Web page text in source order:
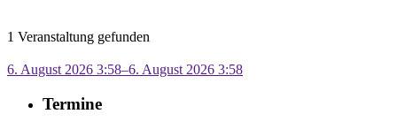
1 Veranstaltung gefunden
6. August 2026 3:58–6. August 2026 3:58
Termine